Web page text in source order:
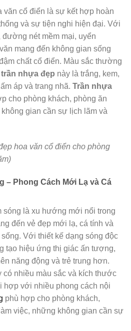
văn cổ điển là sự kết hợp hoàn
và sự tiện nghi hiện đại. Với
nét mềm mại, uyển
mang đến không gian sống
chất cổ điển. Màu sắc thường
trần nhựa đẹp này là trắng, kem,
áp và trang nhã. Trần nhựa
cho phòng khách, phòng ăn
gian cần sự lịch lãm và
hoa văn cổ điển cho phòng
– Phong Cách Mới Lạ và Cá
sóng là xu hướng mới nổi trong
đến vẻ đẹp mới lạ, cá tính và
Với thiết kế dạng sóng độc
tạo hiệu ứng thị giác ấn tượng,
năng động và trẻ trung hơn.
có nhiều màu sắc và kích thước
hợp với nhiều phong cách nội
phù hợp cho phòng khách,
việc, những không gian cần sự